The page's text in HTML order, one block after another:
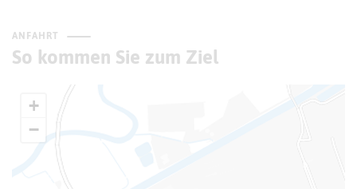
ANFAHRT
So kommen Sie zum Ziel
+
−